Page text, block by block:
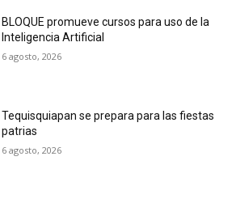
BLOQUE promueve cursos para uso de la
Inteligencia Artificial
6 agosto, 2026
Tequisquiapan se prepara para las fiestas
patrias
6 agosto, 2026